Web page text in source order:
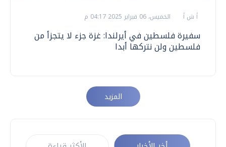
أ ش أ الخميس، 06 فبراير 2025 04:17 م
سفيرة فلسطين في أيرلندا: غزة جزء لا يتجزأ من
فلسطين ولن نتركها أبدا
المزيد